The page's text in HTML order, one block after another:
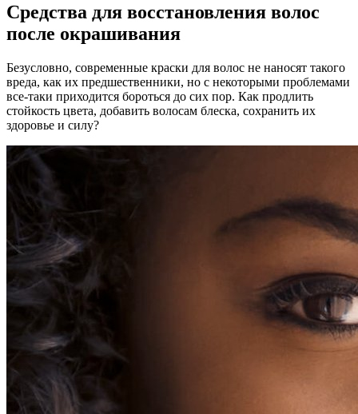
Средства для восстановления волос
после окрашивания
Безусловно, современные краски для волос не наносят такого
вреда, как их предшественники, но с некоторыми проблемами
все-таки приходится бороться до сих пор. Как продлить
стойкость цвета, добавить волосам блеска, сохранить их
здоровье и силу?